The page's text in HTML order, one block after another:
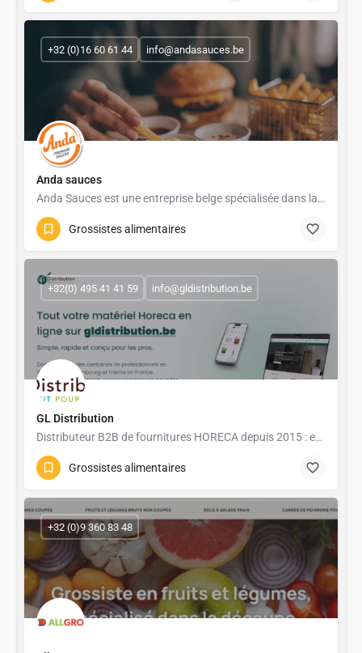
Anda sauces
Anda Sauces est une entreprise belge spécialisée dans la fabrication de sauces froides et condiments de…
+32 (0)16 60 61 44 info@andasauces.be
Grossistes alimentaires
GL Distribution
Distributeur B2B de fournitures HORECA depuis 2015 : emballages, hygiène, cuisine professionnelle,…
+32(0) 495 41 41 59 info@gldistribution.be
Grossistes alimentaires
+32 (0)9 360 83 48